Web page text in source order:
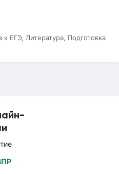
к ЕГЭ, Литература, Подготовка